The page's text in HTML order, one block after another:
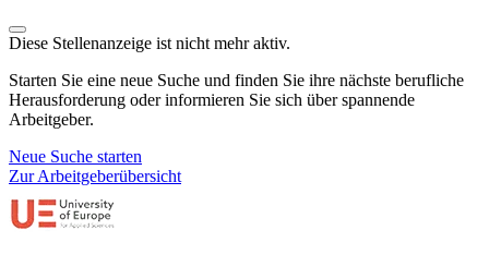
Diese Stellenanzeige ist nicht mehr aktiv.
Starten Sie eine neue Suche und finden Sie ihre nächste berufliche
Herausforderung oder informieren Sie sich über spannende
Arbeitgeber.
Neue Suche starten
Zur Arbeitgeberübersicht